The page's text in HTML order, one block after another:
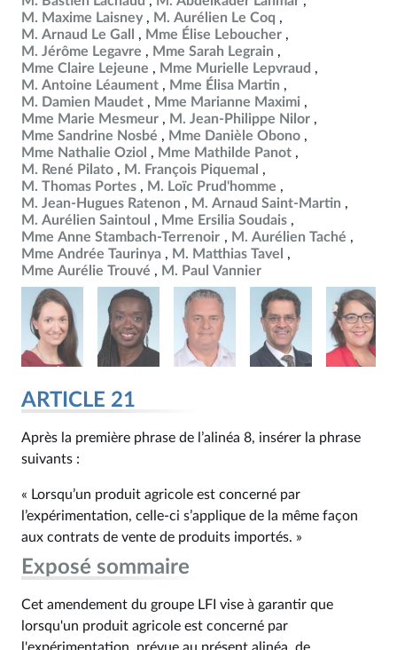
M. Maxime Laisney
M. Aurélien Le Coq
M. Arnaud Le Gall
Mme Élise Leboucher
M. Jérôme Legavre
Mme Sarah Legrain
Mme Claire Lejeune
Mme Murielle Lepvraud
M. Antoine Léaument
Mme Élisa Martin
M. Damien Maudet
Mme Marianne Maximi
Mme Marie Mesmeur
M. Jean-Philippe Nilor
Mme Sandrine Nosbé
Mme Danièle Obono
Mme Nathalie Oziol
Mme Mathilde Panot
M. René Pilato
M. François Piquemal
M. Thomas Portes
M. Loïc Prud'homme
M. Jean-Hugues Ratenon
M. Arnaud Saint-Martin
M. Aurélien Saintoul
Mme Ersilia Soudais
Mme Anne Stambach-Terrenoir
M. Aurélien Taché
Mme Andrée Taurinya
M. Matthias Tavel
Mme Aurélie Trouvé
M. Paul Vannier
ARTICLE 21
Après la première phrase de l’alinéa 8, insérer la phrase
suivants :
« Lorsqu’un produit agricole est concerné par
l’expérimentation, celle-ci s’applique de la même façon
aux contrats de vente de produits importés. »
Exposé sommaire
Cet amendement du groupe LFI vise à garantir que
lorsqu'un produit agricole est concerné par